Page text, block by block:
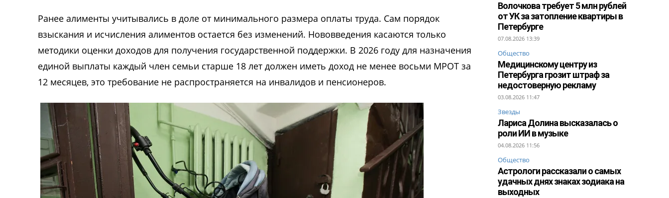
Ранее алименты учитывались в доле от минимального размера оплаты труда. Сам порядок
взыскания и исчисления алиментов остается без изменений. Нововведения касаются только
методики оценки доходов для получения государственной поддержки. В 2026 году для назначения
единой выплаты каждый член семьи старше 18 лет должен иметь доход не менее восьми МРОТ за
12 месяцев, это требование не распространяется на инвалидов и пенсионеров.
Волочкова требует 5 млн рублей
от УК за затопление квартиры в
Петербурге
07.08.2026 13:39
Общество
Медицинскому центру из
Петербурга грозит штраф за
недостоверную рекламу
03.08.2026 11:47
Звезды
Лариса Долина высказалась о
роли ИИ в музыке
04.08.2026 11:56
Общество
Астрологи рассказали о самых
удачных днях знаках зодиака на
выходных